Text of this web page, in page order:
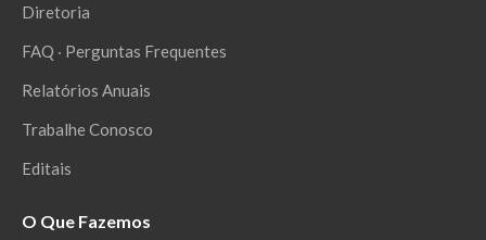
Diretoria
FAQ ‧ Perguntas Frequentes
Relatórios Anuais
Trabalhe Conosco
Editais
O Que Fazemos